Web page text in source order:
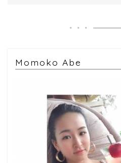
Momoko Abe